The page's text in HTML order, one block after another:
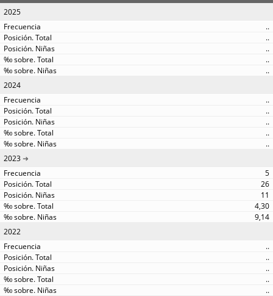
2025
..
..
..
..
..
2024
..
..
..
..
..
2023
5
26
11
4,30
9,14
2022
..
..
..
..
..